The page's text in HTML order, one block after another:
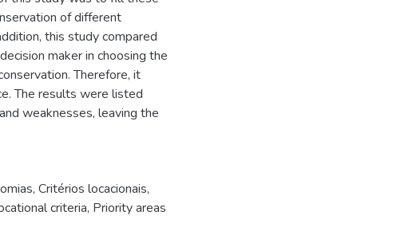
of different
this study compared
maker in choosing the
Therefore, it
The results were listed
weaknesses, leaving the
, Critérios locacionais,
criteria, Priority areas